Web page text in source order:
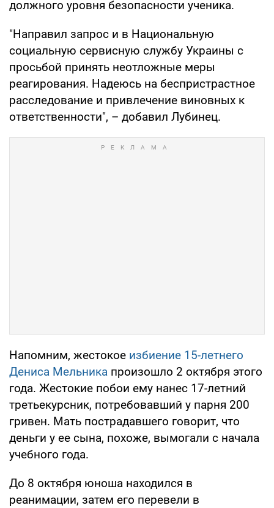
должного уровня безопасности ученика.
"Направил запрос и в Национальную
социальную сервисную службу Украины с
просьбой принять неотложные меры
реагирования. Надеюсь на беспристрастное
расследование и привлечение виновных к
ответственности", – добавил Лубинец.
Напомним, жестокое избиение 15-летнего
Дениса Мельника произошло 2 октября этого
года. Жестокие побои ему нанес 17-летний
третьекурсник, потребовавший у парня 200
гривен. Мать пострадавшего говорит, что
деньги у ее сына, похоже, вымогали с начала
учебного года.
До 8 октября юноша находился в
реанимации, затем его перевели в